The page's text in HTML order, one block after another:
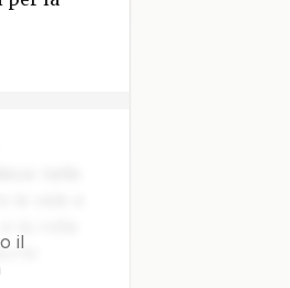
vele e
la rotta
il